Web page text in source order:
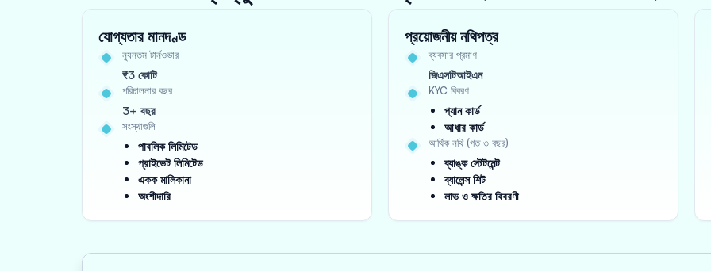
যোগ্যতার মানদণ্ড
ন্যূনতম টার্নওভার
₹3 কোটি
পরিচালনার বছর
3+ বছর
সংস্থাগুলি
পাবলিক লিমিটেড
প্রাইভেট লিমিটেড
একক মালিকানা
অংশীদারি
প্রয়োজনীয় নথিপত্র
ব্যবসার প্রমাণ
জিএসটিআইএন
KYC বিবরণ
প্যান কার্ড
আধার কার্ড
আর্থিক নথি (গত ৩ বছর)
ব্যাঙ্ক স্টেটমেন্ট
ব্যালেন্স শিট
লাভ ও ক্ষতির বিবরণী